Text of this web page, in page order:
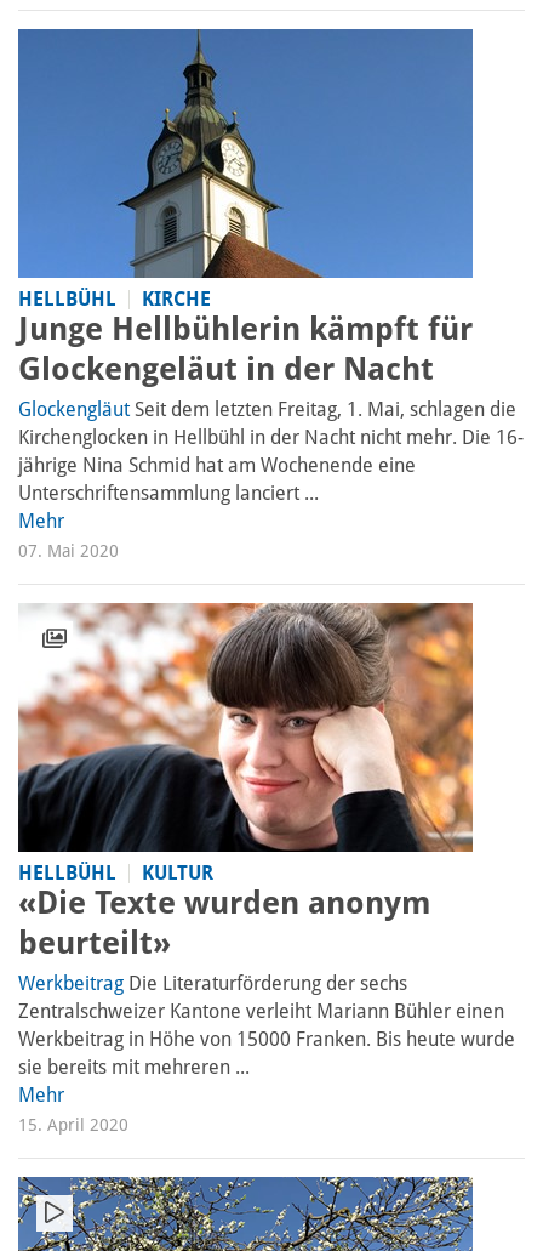
HELLBÜHL KIRCHE
Junge Hellbühlerin kämpft für
Glockengeläut in der Nacht
Glockengläut Seit dem letzten Freitag, 1. Mai, schlagen die
Kirchenglocken in Hellbühl in der Nacht nicht mehr. Die 16-
jährige Nina Schmid hat am Wochenende eine
Unterschriftensammlung lanciert ...
Mehr
07. Mai 2020
HELLBÜHL KULTUR
«Die Texte wurden anonym
beurteilt»
Werkbeitrag Die Literaturförderung der sechs
Zentralschweizer Kantone verleiht Mariann Bühler einen
Werkbeitrag in Höhe von 15000 Franken. Bis heute wurde
sie bereits mit mehreren ...
Mehr
15. April 2020